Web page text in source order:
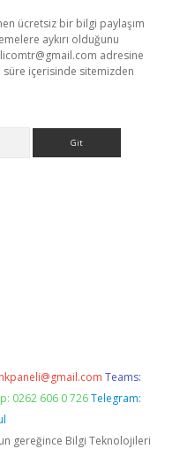
ücretsiz bir bilgi paylaşım
aykırı olduğunu
adresine
içerisinde sitemizden
Teams:
0262 606 0 726 Telegram:
gereğince Bilgi Teknolojileri